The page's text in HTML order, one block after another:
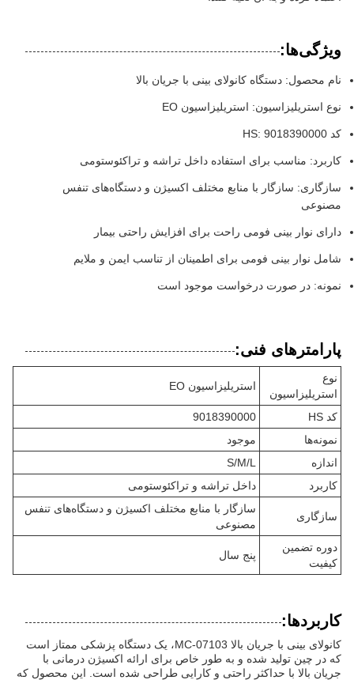
ویژگی‌ها:
نام محصول: دستگاه کانولای بینی با جریان بالا
نوع استریلیزاسیون: استریلیزاسیون EO
کد HS: 9018390000
کاربرد: مناسب برای استفاده داخل تراشه و تراکئوستومی
سازگاری: سازگار با منابع مختلف اکسیژن و دستگاه‌های تنفس
مصنوعی
دارای نوار بینی فومی راحت برای افزایش راحتی بیمار
شامل نوار بینی فومی برای اطمینان از تناسب ایمن و ملایم
نمونه: در صورت درخواست موجود است
پارامترهای فنی:
نوع
استریلیزاسیون
استریلیزاسیون EO
کد HS
9018390000
نمونه‌ها
موجود
اندازه
S/M/L
کاربرد
داخل تراشه و تراکئوستومی
سازگاری
سازگار با منابع مختلف اکسیژن و دستگاه‌های تنفس
مصنوعی
دوره تضمین
کیفیت
پنج سال
کاربردها:
کانولای بینی با جریان بالا MC-07103، یک دستگاه پزشکی ممتاز است
که در چین تولید شده و به طور خاص برای ارائه اکسیژن درمانی با
جریان بالا با حداکثر راحتی و کارایی طراحی شده است. این محصول که